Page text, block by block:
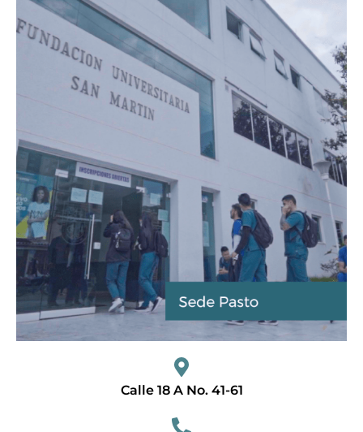
Calle 18 A No. 41-61